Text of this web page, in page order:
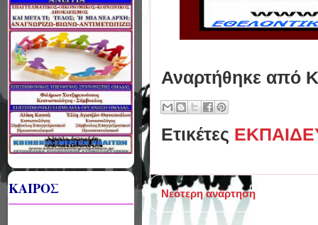
Αναρτήθηκε από
Ετικέτες
Νεότερη ανάρτηση
ΚΑΙΡΟΣ